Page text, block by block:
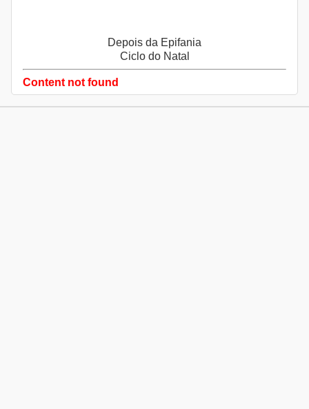
Depois da Epifania
Ciclo do Natal
Content not found